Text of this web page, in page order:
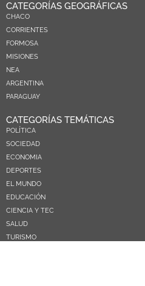
CATEGORÍAS GEOGRÁFICAS
CHACO
CORRIENTES
FORMOSA
MISIONES
NEA
ARGENTINA
PARAGUAY
CATEGORÍAS TEMÁTICAS
POLÍTICA
SOCIEDAD
ECONOMIA
DEPORTES
EL MUNDO
EDUCACIÓN
CIENCIA Y TEC
SALUD
TURISMO